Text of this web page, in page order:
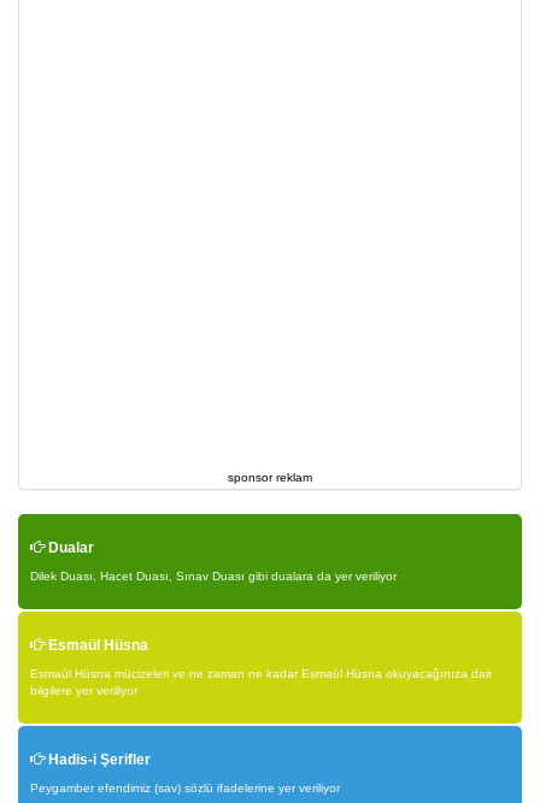
sponsor reklam
Dualar
Dilek Duası, Hacet Duası, Sınav Duası gibi dualara da yer veriliyor
Esmaül Hüsna
Esmaül Hüsna mücizeleri ve ne zaman ne kadar Esmaül Hüsna okuyacağınıza dair
bilgilere yer veriliyor
Hadis-i Şerifler
Peygamber efendimiz (sav) sözlü ifadelerine yer veriliyor